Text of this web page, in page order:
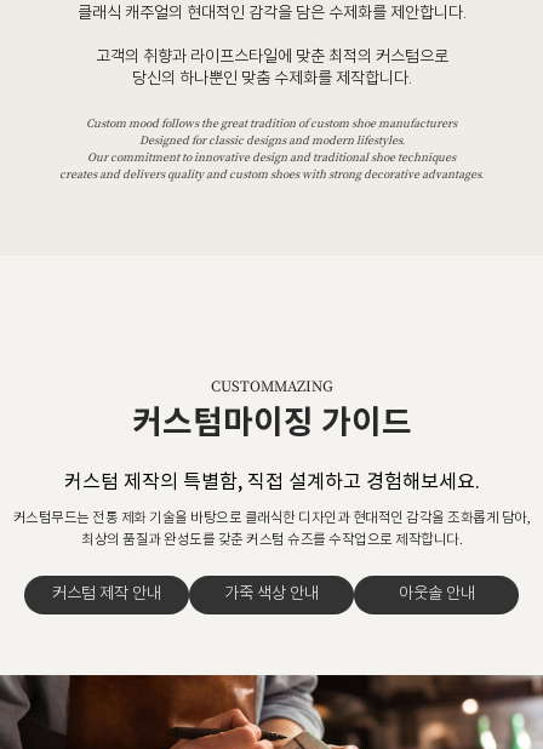
클래식 캐주얼의 현대적인 감각을 담은 수제화를 제안합니다.
고객의 취향과 라이프스타일에 맞춘 최적의 커스텀으로
당신의 하나뿐인 맞춤 수제화를 제작합니다.
Custom mood follows the great tradition of custom shoe manufacturers
Designed for classic designs and modern lifestyles.
Our commitment to innovative design and traditional shoe techniques
creates and delivers quality and custom shoes with strong decorative advantages.
CUSTOMMAZING
커스텀마이징 가이드
커스텀 제작의 특별함, 직접 설계하고 경험해보세요.
커스텀무드는 전통 제화 기술을 바탕으로 클래식한 디자인과 현대적인 감각을 조화롭게 담아,
최상의 품질과 완성도를 갖춘 커스텀 슈즈를 수작업으로 제작합니다.
커스텀 제작 안내 가죽 색상 안내 아웃솔 안내